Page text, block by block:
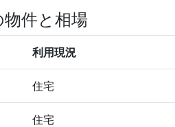
物件と相場
利用現況
住宅
住宅